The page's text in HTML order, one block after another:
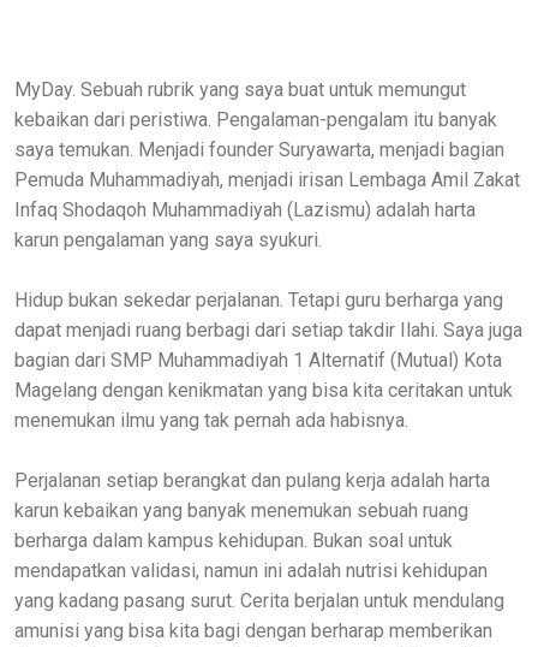
MyDay. Sebuah rubrik yang saya buat untuk memungut
kebaikan dari peristiwa. Pengalaman-pengalam itu banyak
saya temukan. Menjadi founder Suryawarta, menjadi bagian
Pemuda Muhammadiyah, menjadi irisan Lembaga Amil Zakat
Infaq Shodaqoh Muhammadiyah (Lazismu) adalah harta
karun pengalaman yang saya syukuri.
Hidup bukan sekedar perjalanan. Tetapi guru berharga yang
dapat menjadi ruang berbagi dari setiap takdir Ilahi. Saya juga
bagian dari SMP Muhammadiyah 1 Alternatif (Mutual) Kota
Magelang dengan kenikmatan yang bisa kita ceritakan untuk
menemukan ilmu yang tak pernah ada habisnya.
Perjalanan setiap berangkat dan pulang kerja adalah harta
karun kebaikan yang banyak menemukan sebuah ruang
berharga dalam kampus kehidupan. Bukan soal untuk
mendapatkan validasi, namun ini adalah nutrisi kehidupan
yang kadang pasang surut. Cerita berjalan untuk mendulang
amunisi yang bisa kita bagi dengan berharap memberikan